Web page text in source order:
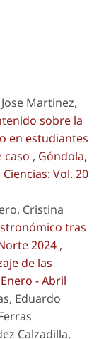
Martinez,
sobre la
en estudiantes
caso , Góndola,
Vol. 20
Cristina
tras
2024 ,
de las
- Abril
Eduardo
Calzadilla,